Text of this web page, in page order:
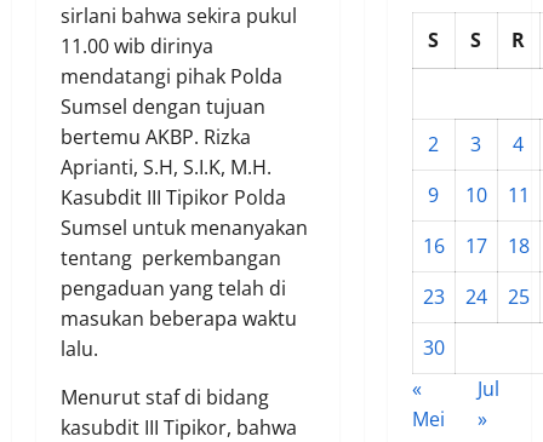
sirlani bahwa sekira pukul
11.00 wib dirinya
mendatangi pihak Polda
Sumsel dengan tujuan
bertemu AKBP. Rizka
Aprianti, S.H, S.I.K, M.H.
Kasubdit III Tipikor Polda
Sumsel untuk menanyakan
tentang perkembangan
pengaduan yang telah di
masukan beberapa waktu
lalu.
Menurut staf di bidang
kasubdit III Tipikor, bahwa
S S R
2 3
4
9
10
11
16
17
18
23
24
25
30
«
Mei
Jul
»